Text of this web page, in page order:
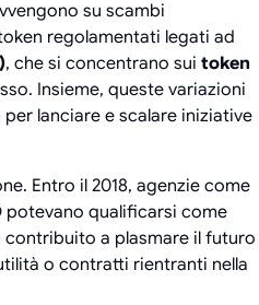
su scambi
regolamentati legati ad
, che si concentrano sui token
Insieme, queste variazioni
lanciare e scalare iniziative
Entro il 2018, agenzie come
potevano qualificarsi come
contribuito a plasmare il futuro
o contratti rientranti nella